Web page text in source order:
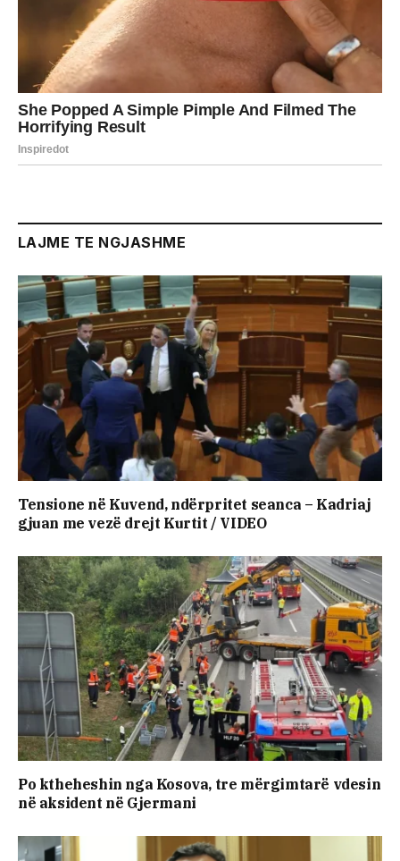
LAJME TE NGJASHME
Tensione në Kuvend, ndërpritet seanca – Kadriaj
gjuan me vezë drejt Kurtit / VIDEO
Po ktheheshin nga Kosova, tre mërgimtarë vdesin
në aksident në Gjermani